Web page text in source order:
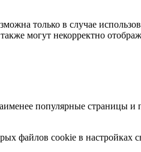
только в случае
могут некорректно
популярные страницы
файлов cookie в настройках